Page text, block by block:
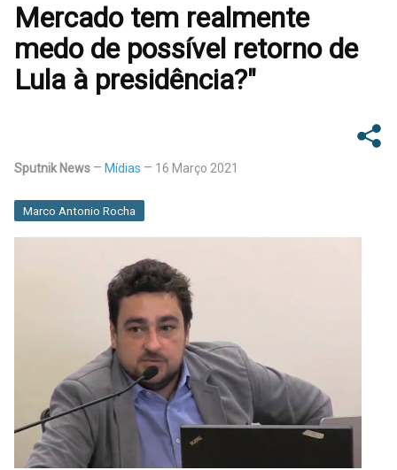
Mercado tem realmente
medo de possível retorno de
Lula à presidência?"
Sputnik News Mídias 16 Março 2021
Marco Antonio Rocha